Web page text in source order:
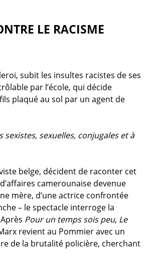
LE RACISME
subit les insultes racistes de ses
par l’école, qui décide
plaqué au sol par un agent de
sexuelles, conjugales et à
belge, décident de raconter cet
camerounaise devenue
mère, d’une actrice confrontée
– le spectacle interroge la
Pour un temps sois peu, Le
revient au Pommier avec un
de la brutalité policière, cherchant